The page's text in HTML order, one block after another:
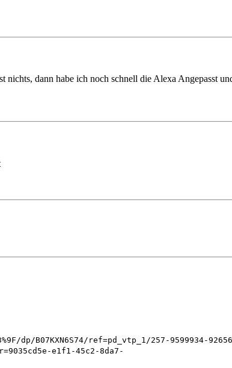
dann habe ich noch schnell die Alexa Angepasst
dp/B07KXN6S74/ref=pd_vtp_1/257-9599934-
e1f1-45c2-8da7-